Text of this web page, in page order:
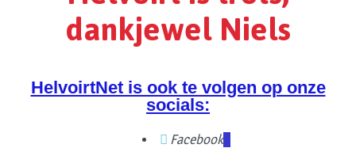
dankjewel Niels
HelvoirtNet is ook te volgen op onze
socials:
Facebook